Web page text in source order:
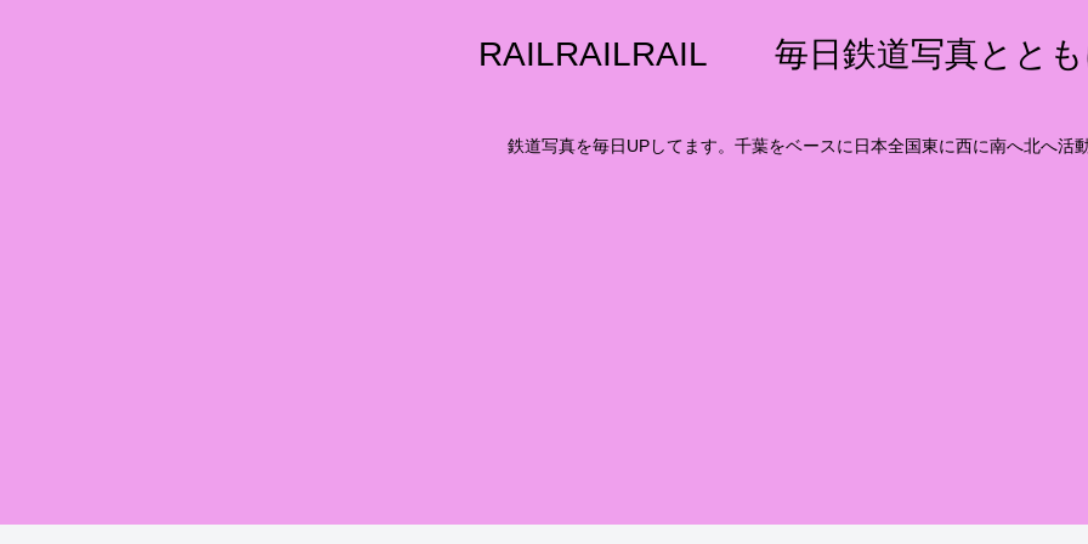
RAILRAILRAIL 毎日鉄道写真ととも
鉄道写真を毎日UPしてます。千葉をベースに日本全国東に西に南へ北へ活